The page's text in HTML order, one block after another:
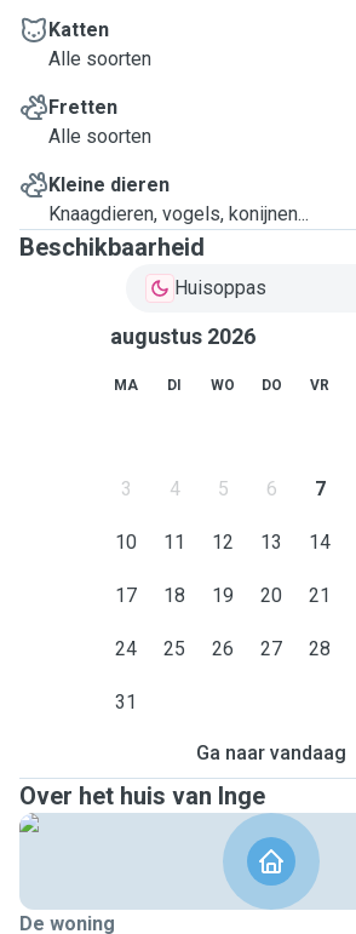
Katten
Alle soorten
Fretten
Alle soorten
Kleine dieren
Knaagdieren, vogels, konijnen...
Beschikbaarheid
Huisoppas
augustus 2026
MA DI WO DO VR
3 4 5 6 7
10 11 12 13 14
17 18 19 20 21
24 25 26 27 28
31
Ga naar vandaag
Over het huis van Inge
De woning